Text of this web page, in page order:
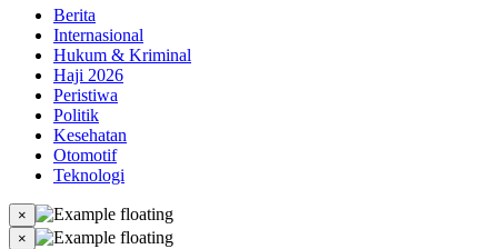
Berita
Internasional
Hukum & Kriminal
Haji 2026
Peristiwa
Politik
Kesehatan
Otomotif
Teknologi
×
×